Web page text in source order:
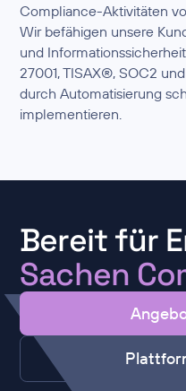
Compliance-Aktivitäten
Wir befähigen unsere
und
27001, TISAX®, SOC2
durch Automatisierung
implementieren.
Bereit für
Sachen